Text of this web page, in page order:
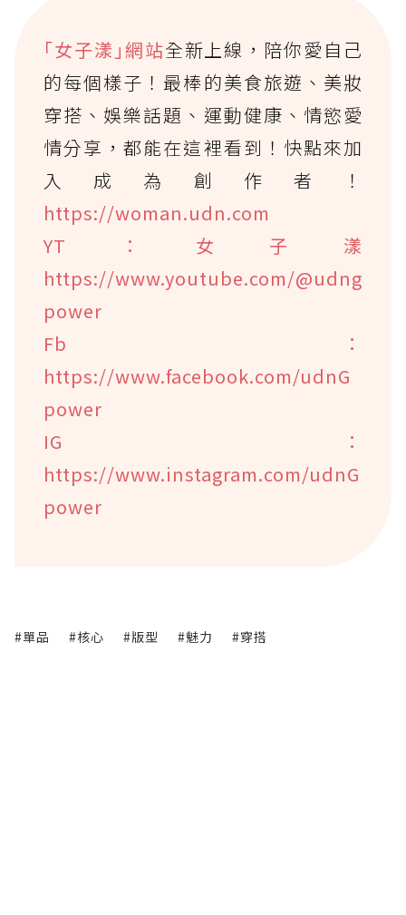
｢女子漾｣網站全新上線，陪你愛自己
的每個樣子！最棒的美食旅遊、美妝
穿搭、娛樂話題、運動健康、情慾愛
情分享，都能在這裡看到！快點來加
入成為創作者！
https://woman.udn.com
YT：女子漾
https://www.youtube.com/@udng
power
Fb：
https://www.facebook.com/udnG
power
IG：
https://www.instagram.com/udnG
power
#單品 #核心 #版型 #魅力 #穿搭